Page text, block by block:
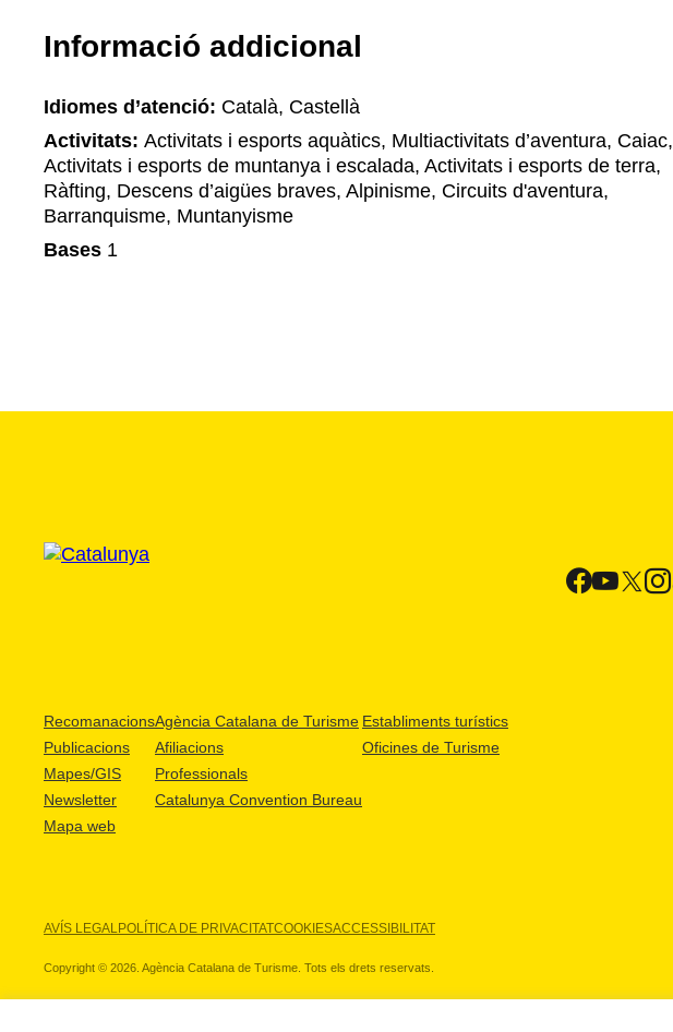
Informació addicional
Idiomes d’atenció: Català, Castellà
Activitats: Activitats i esports aquàtics, Multiactivitats d’aventura, Caiac,
Activitats i esports de muntanya i escalada, Activitats i esports de terra,
Ràfting, Descens d’aigües braves, Alpinisme, Circuits d'aventura,
Barranquisme, Muntanyisme
Bases 1
Recomanacions
Publicacions
Mapes/GIS
Newsletter
Mapa web
Agència Catalana de Turisme
Afiliacions
Professionals
Catalunya Convention Bureau
Establiments turístics
Oficines de Turisme
AVÍS LEGALPOLÍTICA DE PRIVACITATCOOKIESACCESSIBILITAT
Copyright © 2026. Agència Catalana de Turisme. Tots els drets reservats.